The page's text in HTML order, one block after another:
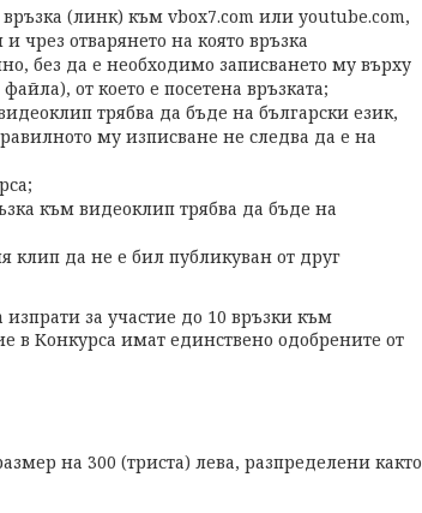
(линк) към vbox7.com или youtube.com,
чрез отварянето на която връзка
без да е необходимо записването му върху
от което е посетена връзката;
трябва да бъде на български език,
му изписване не следва да е на
към видеоклип трябва да бъде на
клип да не е бил публикуван от друг
за участие до 10 връзки към
в Конкурса имат единствено одобрените от
на 300 (триста) лева, разпределени както